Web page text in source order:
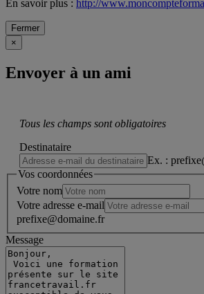
En savoir plus : http://
Fermer
×
Envoyer à un ami
Tous les champs sont obligatoires
Destinataire
Ex. :
Vos coordonnées
Votre nom
Votre adresse e-mail
prefixe@domaine.fr
Message